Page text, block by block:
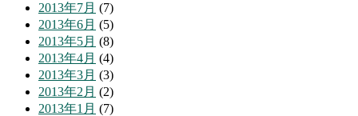
2013年7月 (7)
2013年6月 (5)
2013年5月 (8)
2013年4月 (4)
2013年3月 (3)
2013年2月 (2)
2013年1月 (7)